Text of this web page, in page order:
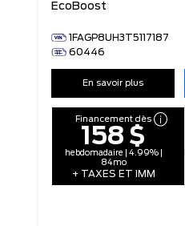
EcoBoost
1FAGP8UH3T5117187
60446
En savoir plus
Financement dès
158 $
hebdomadaire | 4.99% |
84mo
+ TAXES ET IMM